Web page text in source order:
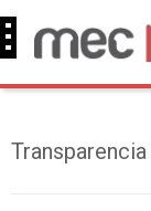
Transparencia